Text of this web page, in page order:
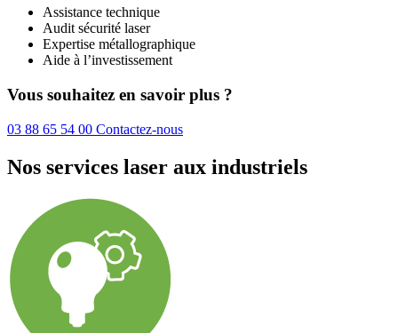
Assistance technique
Audit sécurité laser
Expertise métallographique
Aide à l’investissement
Vous souhaitez en savoir plus ?
03 88 65 54 00 Contactez-nous
Nos services laser aux industriels